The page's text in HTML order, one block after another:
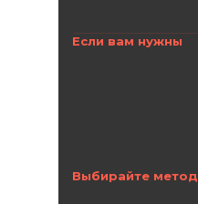
Если вам нужны
Выбирайте метод